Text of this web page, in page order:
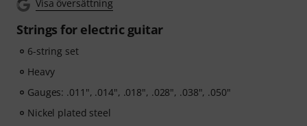
Visa översättning
Strings for electric guitar
6-string set
Heavy
Gauges: .011", .014", .018", .028", .038", .050"
Nickel plated steel